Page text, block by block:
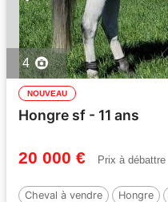
4
NOUVEAU
Hongre sf - 11 ans
20 000 € Prix à débattre
Cheval à vendre Hongre